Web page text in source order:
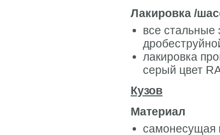
Лакировка /
все стальные
лакировка
серый цвет
Кузов
Материал
самонесущая